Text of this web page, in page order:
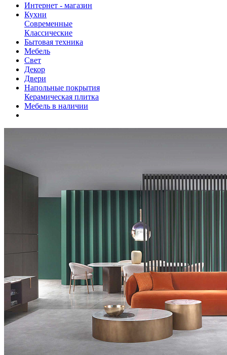
Интернет - магазин
Кухни
Современные
Классические
Бытовая техника
Мебель
Свет
Декор
Двери
Напольные покрытия
Керамическая плитка
Мебель в наличии